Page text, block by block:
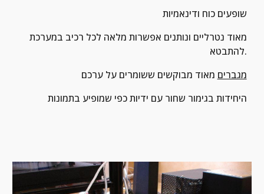
שופעים כוח ודינאמיות
להתבטא.
מגברים מאוד מבוקשים ששומרים על ערכם
היחידות בגימור שחור עם ידיות כפי שמופיע בתמונות